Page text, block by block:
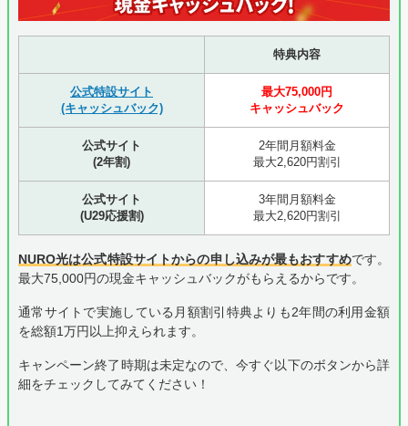
特典内容
公式特設サイト
(キャッシュバック)
最大75,000円
キャッシュバック
公式サイト
(2年割)
2年間月額料金
最大2,620円割引
公式サイト
(U29応援割)
3年間月額料金
最大2,620円割引
NURO光は公式特設サイトからの申し込みが最もおすすめです。
最大75,000円の現金キャッシュバックがもらえるからです。
通常サイトで実施している月額割引特典よりも2年間の利用金額
を総額1万円以上抑えられます。
キャンペーン終了時期は未定なので、今すぐ以下のボタンから詳
細をチェックしてみてください！